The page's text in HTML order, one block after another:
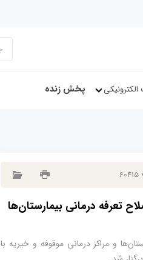
پخش زنده
60415
تعرفه درمانی بیمارستان‌ها
و مراکز درمانی موقوفه و خیریه با